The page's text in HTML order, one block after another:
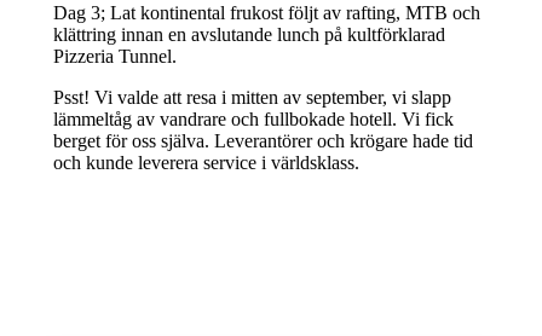
Dag 3; Lat kontinental frukost följt av rafting, MTB och
klättring innan en avslutande lunch på kultförklarad
Pizzeria Tunnel.
Psst! Vi valde att resa i mitten av september, vi slapp
lämmeltåg av vandrare och fullbokade hotell. Vi fick
berget för oss själva. Leverantörer och krögare hade tid
och kunde leverera service i världsklass.